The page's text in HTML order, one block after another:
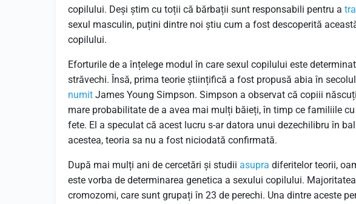
copilului. Deși știm cu toții că bărbații sunt responsabili pentru a
sexul masculin, puțini dintre noi știu cum a fost descoperită
copilului.
Eforturile de a înțelege modul în care sexul copilului este
străvechi. Însă, prima teorie științifică a fost propusă abia în
numit James Young Simpson. Simpson a observat că copiii
mare probabilitate de a avea mai mulți băieți, în timp ce familiile
fete. El a speculat că acest lucru s-ar datora unui dezechilibru în
acestea, teoria sa nu a fost niciodată confirmată.
După mai mulți ani de cercetări și studii asupra diferitelor teorii,
este vorba de determinarea genetica a sexului copilului. Majoritatea
cromozomi, care sunt grupați în 23 de perechi. Una dintre aceste